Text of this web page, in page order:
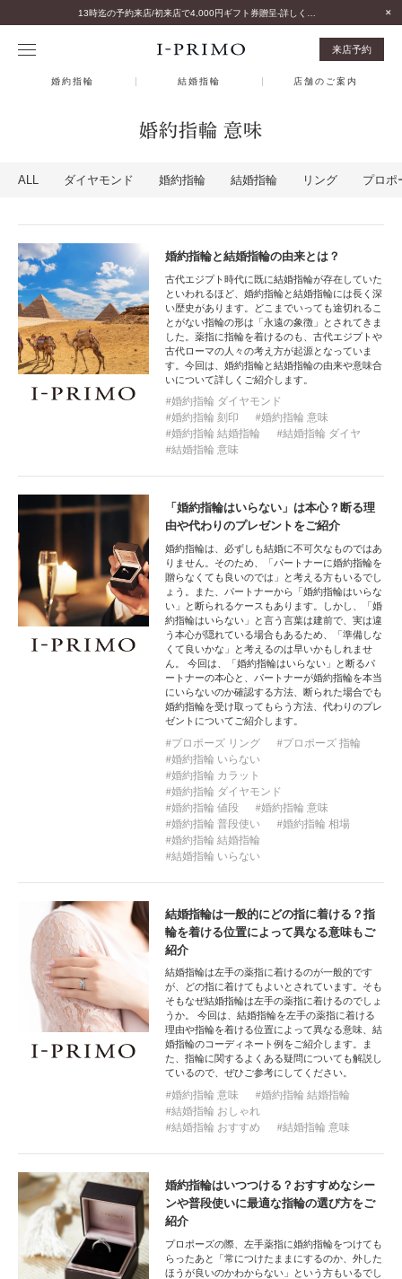
来店予約
婚約指輪 結婚指輪 店舗のご案内
婚約指輪 意味
ALL ダイヤモンド 婚約指輪 結婚指輪 リング プロポ
婚約指輪と結婚指輪の由来とは？
古代エジプト時代に既に結婚指輪が存在していた
といわれるほど、婚約指輪と結婚指輪には長く深
い歴史があります。どこまでいっても途切れるこ
とがない指輪の形は「永遠の象徴」とされてきま
した。薬指に指輪を着けるのも、古代エジプトや
古代ローマの人々の考え方が起源となっていま
す。今回は、婚約指輪と結婚指輪の由来や意味合
いについて詳しくご紹介します。
婚約指輪 ダイヤモンド
婚約指輪 刻印
婚約指輪 意味
婚約指輪 結婚指輪
結婚指輪 ダイヤ
結婚指輪 意味
「婚約指輪はいらない」は本心？断る理
由や代わりのプレゼントをご紹介
婚約指輪は、必ずしも結婚に不可欠なものではあ
りません。そのため、「パートナーに婚約指輪を
贈らなくても良いのでは」と考える方もいるでし
ょう。また、パートナーから「婚約指輪はいらな
い」と断られるケースもあります。しかし、「婚
約指輪はいらない」と言う言葉は建前で、実は違
う本心が隠れている場合もあるため、「準備しな
くて良いかな」と考えるのは早いかもしれませ
ん。 今回は、「婚約指輪はいらない」と断るパ
ートナーの本心と、パートナーが婚約指輪を本当
にいらないのか確認する方法、断られた場合でも
婚約指輪を受け取ってもらう方法、代わりのプレ
ゼントについてご紹介します。
プロポーズ リング
プロポーズ 指輪
婚約指輪 いらない
婚約指輪 カラット
婚約指輪 ダイヤモンド
婚約指輪 値段
婚約指輪 意味
婚約指輪 普段使い
婚約指輪 相場
婚約指輪 結婚指輪
結婚指輪 いらない
結婚指輪は一般的にどの指に着ける？指
輪を着ける位置によって異なる意味もご
紹介
結婚指輪は左手の薬指に着けるのが一般的です
が、どの指に着けてもよいとされています。そも
そもなぜ結婚指輪は左手の薬指に着けるのでしょ
うか。 今回は、結婚指輪を左手の薬指に着ける
理由や指輪を着ける位置によって異なる意味、結
婚指輪のコーディネート例をご紹介します。ま
た、指輪に関するよくある疑問についても解説し
ているので、ぜひご参考にしてください。
婚約指輪 意味
婚約指輪 結婚指輪
結婚指輪 おしゃれ
結婚指輪 おすすめ
結婚指輪 意味
婚約指輪はいつつける？おすすめなシー
ンや普段使いに最適な指輪の選び方をご
紹介
プロポーズの際、左手薬指に婚約指輪をつけても
らったあと「常につけたままにするのか、外した
ほうが良いのかわからない」という方もいるでし